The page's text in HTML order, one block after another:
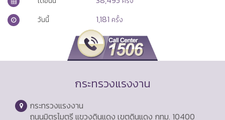
วันนี้
1,181 ครั้ง
กระทรวงแรงงาน
กระทรวงแรงงาน
ถนนมิตรไมตรี แขวงดินแดง เขตดินแดง กทม. 10400